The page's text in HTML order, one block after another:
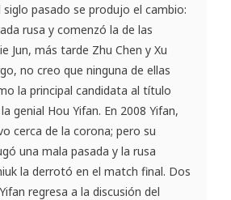
pasado se produjo el cambio:
rusa y comenzó la de las
Jun, más tarde Zhu Chen y Xu
no creo que ninguna de ellas
la principal candidata al título
genial Hou Yifan. En 2008 Yifan,
cerca de la corona; pero su
una mala pasada y la rusa
la derrotó en el match final. Dos
regresa a la discusión del